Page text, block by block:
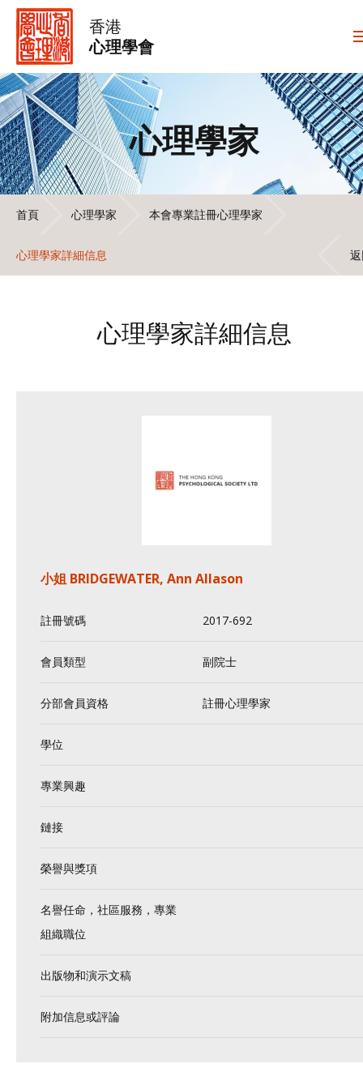
香港
心理學會
心理學家
首頁 心理學家 本會專業註冊心理學家
心理學家詳細信息
心理學家詳細信息
小姐 BRIDGEWATER, Ann Allason
註冊號碼 2017-692
會員類型 副院士
分部會員資格 註冊心理學家
學位
專業興趣
鏈接
榮譽與獎項
名譽任命，社區服務，專業
組織職位
出版物和演示文稿
附加信息或評論